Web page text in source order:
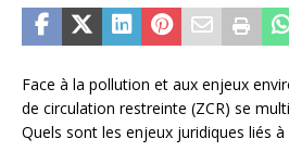
Face à la pollution et aux enjeux
de circulation restreinte (ZCR) se
Quels sont les enjeux juridiques liés